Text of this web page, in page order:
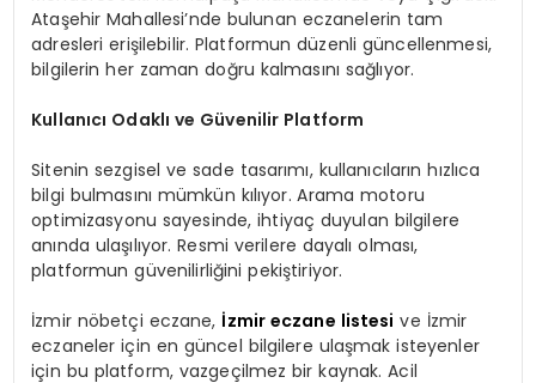
Ataşehir Mahallesi’nde bulunan eczanelerin tam
adresleri erişilebilir. Platformun düzenli güncellenmesi,
bilgilerin her zaman doğru kalmasını sağlıyor.
Kullanıcı Odaklı ve Güvenilir Platform
Sitenin sezgisel ve sade tasarımı, kullanıcıların hızlıca
bilgi bulmasını mümkün kılıyor. Arama motoru
optimizasyonu sayesinde, ihtiyaç duyulan bilgilere
anında ulaşılıyor. Resmi verilere dayalı olması,
platformun güvenilirliğini pekiştiriyor.
İzmir nöbetçi eczane, İzmir eczane listesi ve İzmir
eczaneler için en güncel bilgilere ulaşmak isteyenler
için bu platform, vazgeçilmez bir kaynak. Acil